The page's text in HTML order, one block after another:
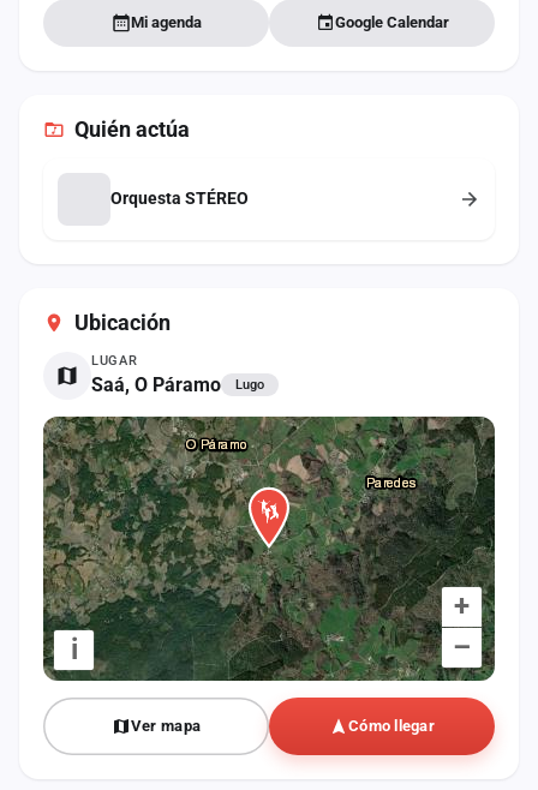
Ubicación
LUGAR
Saá, O Páramo Lugo
+
–
i
Ver mapa Cómo llegar
Mi agenda Google Calendar
Quién actúa
Orquesta STÉREO